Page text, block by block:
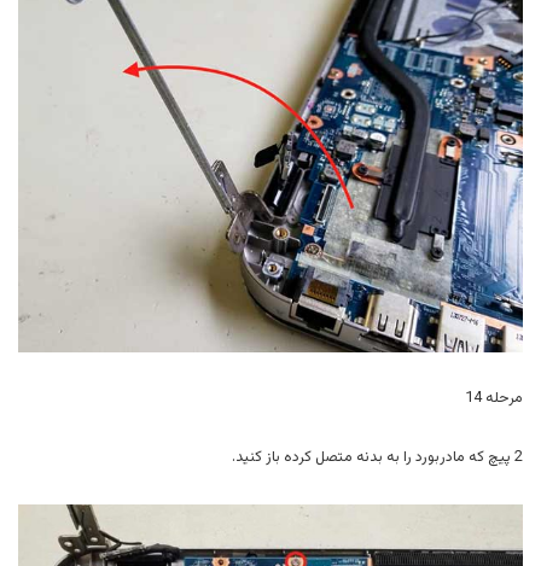
مرحله 14
2 پیچ که مادربورد را به بدنه متصل کرده باز کنید.